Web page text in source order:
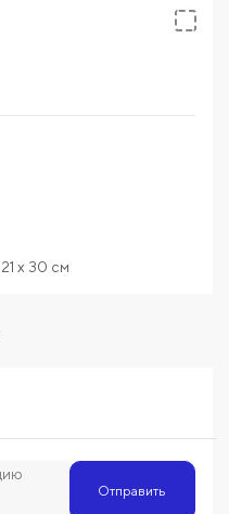
21 x 30 см
Отправить